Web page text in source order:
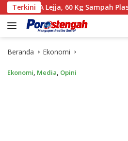
Langsung
ke
konten
Terkini
60 Kg Sampah Plastik Diangkut
Beranda Ekonomi
Ekonomi, Media, Opini